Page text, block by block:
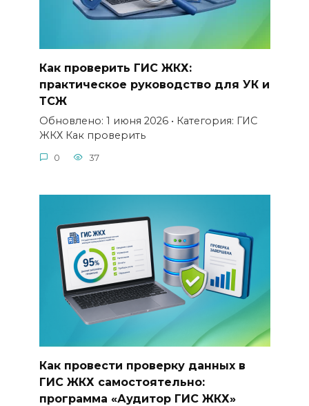
Как проверить ГИС ЖКХ:
практическое руководство для УК и
ТСЖ
Обновлено: 1 июня 2026 • Категория: ГИС
ЖКХ Как проверить
0 37
Как провести проверку данных в
ГИС ЖКХ самостоятельно:
программа «Аудитор ГИС ЖКХ»